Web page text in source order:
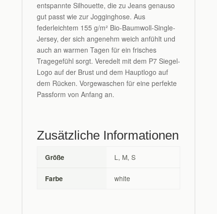
entspannte Silhouette, die zu Jeans genauso
gut passt wie zur Jogginghose. Aus
federleichtem 155 g/m² Bio-Baumwoll-Single-
Jersey, der sich angenehm weich anfühlt und
auch an warmen Tagen für ein frisches
Tragegefühl sorgt. Veredelt mit dem P7 Siegel-
Logo auf der Brust und dem Hauptlogo auf
dem Rücken. Vorgewaschen für eine perfekte
Passform von Anfang an.
Zusätzliche Informationen
Größe L, M, S
Farbe white